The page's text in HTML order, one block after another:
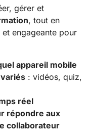
gérer et
, tout en
engageante pour
appareil mobile
: vidéos, quiz,
réel
répondre aux
collaborateur